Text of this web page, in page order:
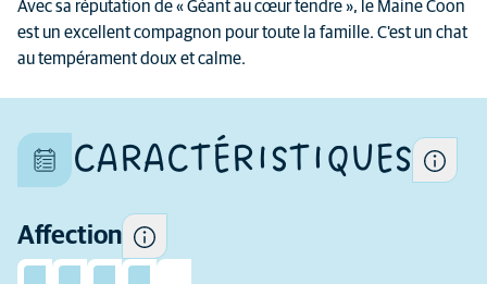
Avec sa réputation de « Géant au cœur tendre », le Maine Coon
est un excellent compagnon pour toute la famille. C'est un chat
au tempérament doux et calme.
CARACTÉRISTIQUES
Affection
même race
Combien d'attention et
d'affection cette race
Certains chats ont tendance à
être plus enjoués et sociables
tolérer leur comportement
que d'autres.